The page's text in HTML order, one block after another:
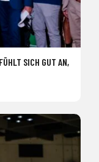
SICH GUT AN,